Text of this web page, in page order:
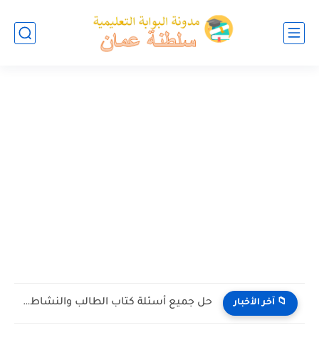
📁 آخر الأخبار حل جميع أسئلة كتاب الطالب والنشاط في الاحياء للصف العاشر...